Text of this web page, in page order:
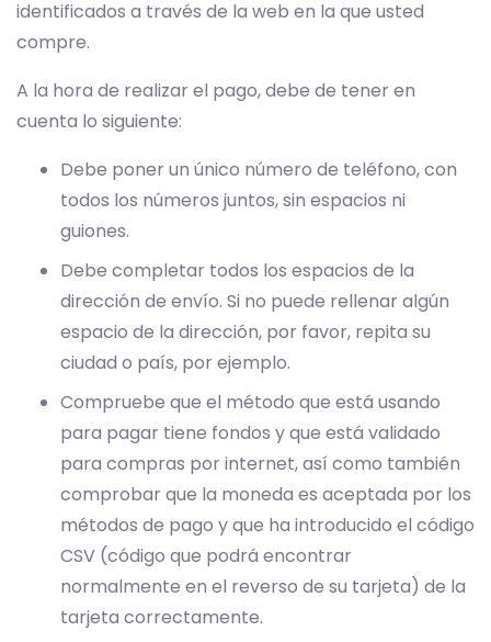
identificados a través de la web en la que usted
compre.
A la hora de realizar el pago, debe de tener en
cuenta lo siguiente:
Debe poner un único número de teléfono, con
todos los números juntos, sin espacios ni
guiones.
Debe completar todos los espacios de la
dirección de envío. Si no puede rellenar algún
espacio de la dirección, por favor, repita su
ciudad o país, por ejemplo.
Compruebe que el método que está usando
para pagar tiene fondos y que está validado
para compras por internet, así como también
comprobar que la moneda es aceptada por los
métodos de pago y que ha introducido el código
CSV (código que podrá encontrar
normalmente en el reverso de su tarjeta) de la
tarjeta correctamente.